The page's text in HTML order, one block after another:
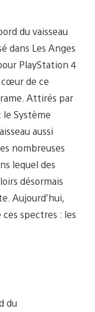
du vaisseau
dans Les Anges
PlayStation 4
cœur de ce
Attirés par
Système
aussi
nombreuses
lequel des
désormais
Aujourd’hui,
spectres : les
du